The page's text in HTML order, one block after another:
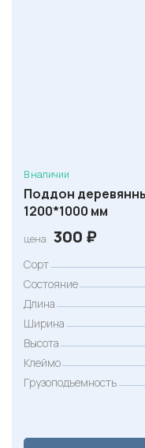
В наличии
Поддон
1200*1000 мм
цена 300 ₽
Сорт
Состояние
Длина
Ширина
Высота
Клеймо
Грузоподъемность